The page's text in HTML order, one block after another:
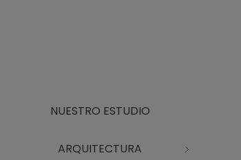
NUESTRO ESTUDIO
ARQUITECTURA